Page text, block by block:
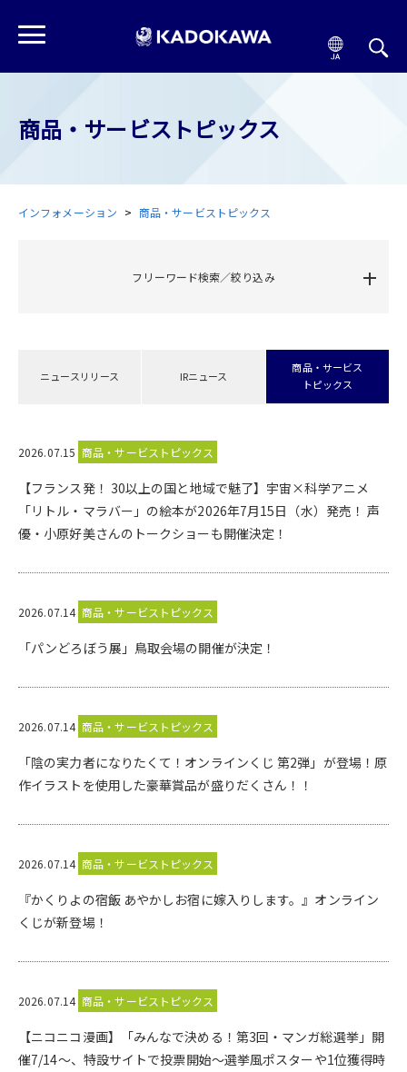
商品・サービストピックス
インフォメーション 商品・サービストピックス
フリーワード検索／絞り込み
ニュースリリース IRニュース
商品・サービス
トピックス
2026.07.15 商品・サービストピックス
【フランス発！ 30以上の国と地域で魅了】宇宙×科学アニメ
「リトル・マラバー」の絵本が2026年7月15日（水）発売！ 声
優・小原好美さんのトークショーも開催決定！
2026.07.14 商品・サービストピックス
「パンどろぼう展」鳥取会場の開催が決定！
2026.07.14 商品・サービストピックス
「陰の実力者になりたくて！オンラインくじ 第2弾」が登場！原
作イラストを使用した豪華賞品が盛りだくさん！！
2026.07.14 商品・サービストピックス
『かくりよの宿飯 あやかしお宿に嫁入りします。』オンライン
くじが新登場！
2026.07.14 商品・サービストピックス
【ニコニコ漫画】「みんなで決める！第3回・マンガ総選挙」開
催7/14～、特設サイトで投票開始～選挙風ポスターや1位獲得時